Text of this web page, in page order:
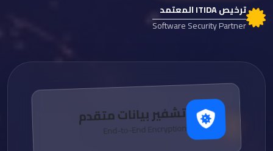
ترخيص ITIDA المعتمد
Software Security Partner
تشفير بيانات متقدم
End-to-End Encryption